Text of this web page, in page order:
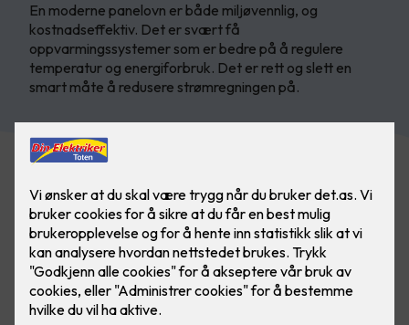
En moderne panelovn er både miljøvennlig, og
kostnadseffektiv. Det er svært få
oppvarmingssystemer som er bedre på å regulere
temperatur og energiforbruk. Det er rett og slett en
smart måte å redusere strømregningen på.